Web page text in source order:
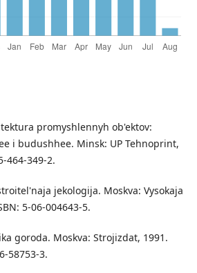
promyshlennyh ob'ektov:
i budushhee. Minsk: UP Tehnoprint,
464-349-2.
jekologija. Moskva: Vysokaja
5-06-004643-5.
goroda. Moskva: Strojizdat, 1991.
58753-3.